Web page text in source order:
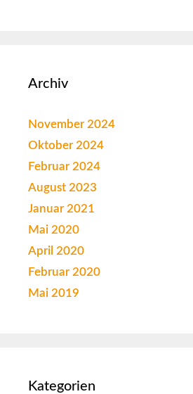
Archiv
November 2024
Oktober 2024
Februar 2024
August 2023
Januar 2021
Mai 2020
April 2020
Februar 2020
Mai 2019
Kategorien